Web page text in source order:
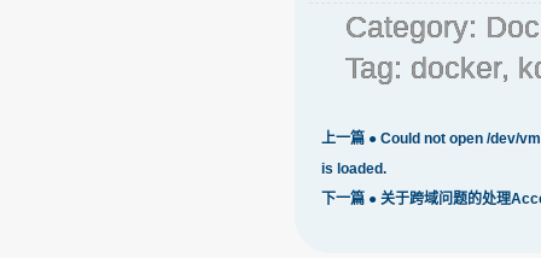
Category:
Tag: docker,
上一篇 ● Could not open /dev/
is loaded.
下一篇 ● 关于跨域问题的处理